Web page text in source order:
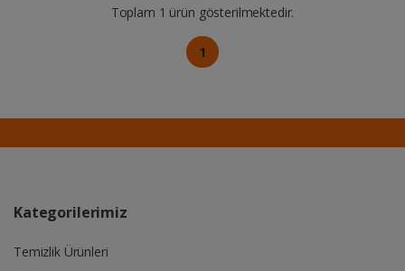
Toplam 1 ürün gösterilmektedir.
1
Kategorilerimiz
Temizlik Ürünleri